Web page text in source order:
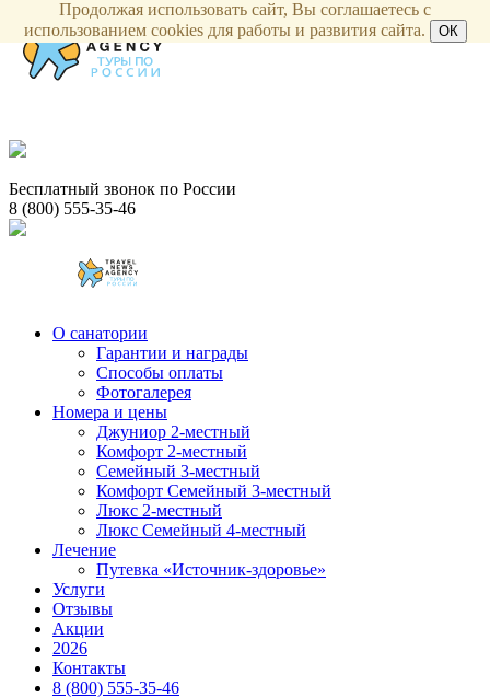
Бесплатный звонок по России
8 (800) 555-35-46
О санатории
Гарантии и награды
Способы оплаты
Фотогалерея
Номера и цены
Джуниор 2-местный
Комфорт 2-местный
Семейный 3-местный
Комфорт Семейный 3-местный
Люкс 2-местный
Люкс Семейный 4-местный
Лечение
Путевка «Источник-здоровье»
Услуги
Отзывы
Акции
2026
Контакты
8 (800) 555-35-46
Продолжая использовать сайт, Вы соглашаетесь с
использованием cookies для работы и развития сайта.
ОК